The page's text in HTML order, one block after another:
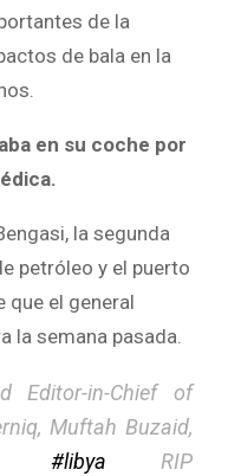
de la
de bala en la
en su coche por
la segunda
petróleo y el puerto
que el general
la semana pasada.
Editor-in-Chief of
Muftah Buzaid,
#libya RIP